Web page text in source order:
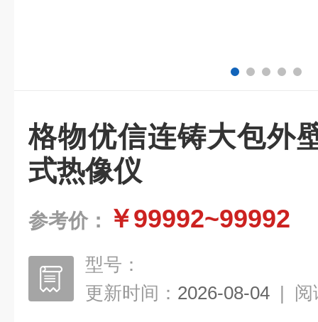
格物优信连铸大包外
式热像仪
参考价： ￥99992~99992
型号：
更新时间： 2026-08-04 | 阅